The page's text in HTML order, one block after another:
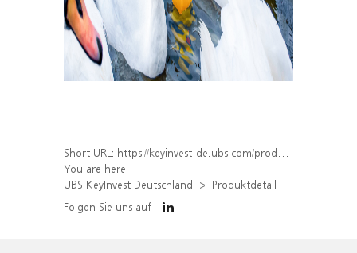
Short URL: https://keyinvest-de.ubs.com/produkt/detail/index/isin/DE000WA47VD0
You are here:
UBS KeyInvest Deutschland
Produktdetail
Folgen Sie uns auf